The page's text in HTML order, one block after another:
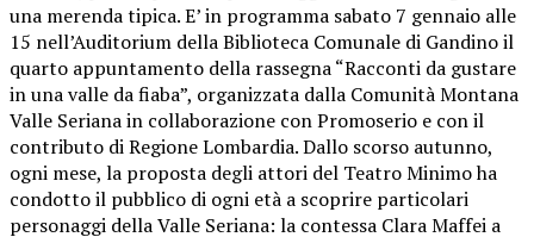
una merenda tipica. E’ in programma sabato 7 gennaio alle
15 nell’Auditorium della Biblioteca Comunale di Gandino il
quarto appuntamento della rassegna “Racconti da gustare
in una valle da fiaba”, organizzata dalla Comunità Montana
Valle Seriana in collaborazione con Promoserio e con il
contributo di Regione Lombardia. Dallo scorso autunno,
ogni mese, la proposta degli attori del Teatro Minimo ha
condotto il pubblico di ogni età a scoprire particolari
personaggi della Valle Seriana: la contessa Clara Maffei a